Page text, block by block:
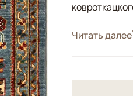
Стиль
Читать далее